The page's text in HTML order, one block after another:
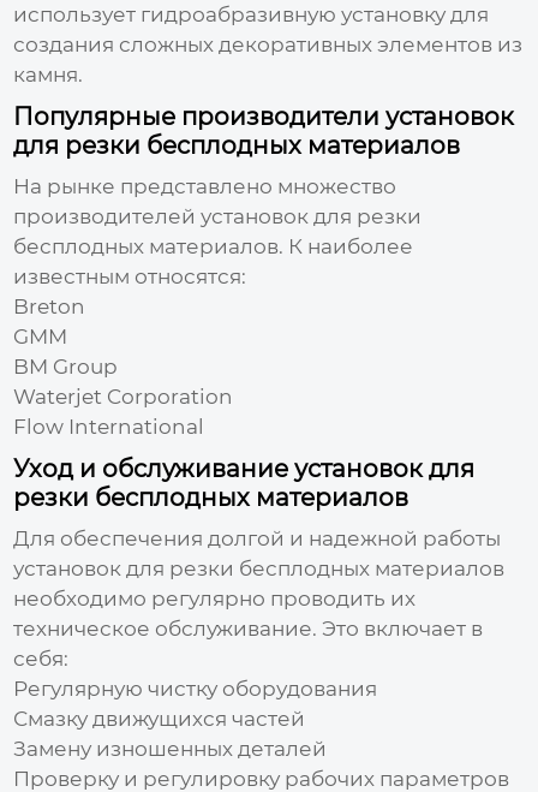
использует гидроабразивную установку для
создания сложных декоративных элементов из
камня.
Популярные производители установок
для резки бесплодных материалов
На рынке представлено множество
производителейустановок для резки
бесплодных материалов. К наиболее
известным относятся:
Breton
GMM
BM Group
Waterjet Corporation
Flow International
Уход и обслуживание установок для
резки бесплодных материалов
Для обеспечения долгой и надежной работы
установок для резки бесплодных материалов
необходимо регулярно проводить их
техническое обслуживание. Это включает в
себя:
Регулярную чистку оборудования
Смазку движущихся частей
Замену изношенных деталей
Проверку и регулировку рабочих параметров